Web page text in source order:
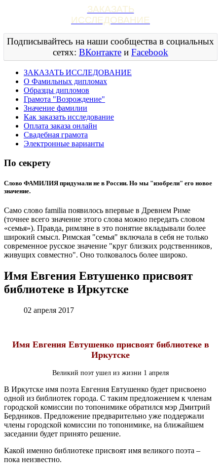
ЗАКАЗАТЬ
ИССЛЕДОВАНИЕ
Подписывайтесь на наши сообщества в социальных
сетях: ВКонтакте и Facebook
ЗАКАЗАТЬ ИССЛЕДОВАНИЕ
О Фамильных дипломах
Образцы дипломов
Грамота "Возрождение"
Значение фамилии
Как заказать исследование
Оплата заказа онлайн
Свадебная грамота
Электронные варианты
По секрету
Слово ФАМИЛИЯ придумали не в России. Но мы "изобрели" его новое
значение.
Само слово familia появилось впервые в Древнем Риме
(точнее всего значение этого слова можно передать словом
«семья»). Правда, римляне в это понятие вкладывали более
широкий смысл. Римская "семья" включала в себя не только
современное русское значение "круг близких родственников,
живущих совместно". Оно толковалось более широко.
Имя Евгения Евтушенко присвоят
библиотеке в Иркутске
02 апреля 2017
Имя Евгения Евтушенко присвоят библиотеке в
Иркутске
Великий поэт ушел из жизни 1 апреля
В Иркутске имя поэта Евгения Евтушенко будет присвоено
одной из библиотек города. С таким предложением к членам
городской комиссии по топонимике обратился мэр Дмитрий
Бердников. Предложение предварительно уже поддержали
члены городской комиссии по топонимике, на ближайшем
заседании будет принято решение.
Какой именно библиотеке присвоят имя великого поэта –
пока неизвестно.